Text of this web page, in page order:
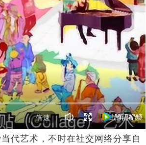
倍速
代艺术，不时在社交网络分享自